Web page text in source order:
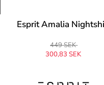
Esprit Amalia
449 SEK
300,83 SEK